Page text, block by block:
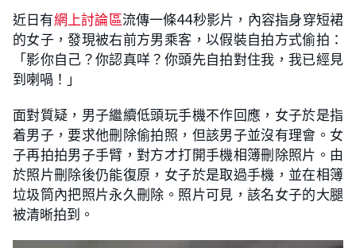
近日有網上討論區流傳一條44秒影片，內容指身穿短裙
的女子，發現被右前方男乘客，以假裝自拍方式偷拍：
「影你自己？你認真咩？你頭先自拍對住我，我已經見
到喇喎！」
面對質疑，男子繼續低頭玩手機不作回應，女子於是指
着男子，要求他刪除偷拍照，但該男子並沒有理會。女
子再拍拍男子手臂，對方才打開手機相簿刪除照片。由
於照片刪除後仍能復原，女子於是取過手機，並在相簿
垃圾筒內把照片永久刪除。照片可見，該名女子的大腿
被清晰拍到。